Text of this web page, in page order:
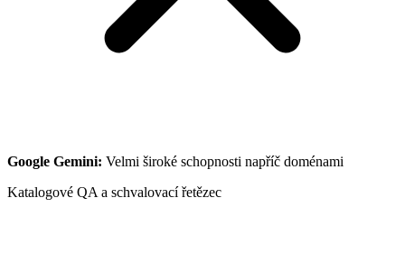
Google Gemini: Velmi široké schopnosti napříč doménami
Katalogové QA a schvalovací řetězec